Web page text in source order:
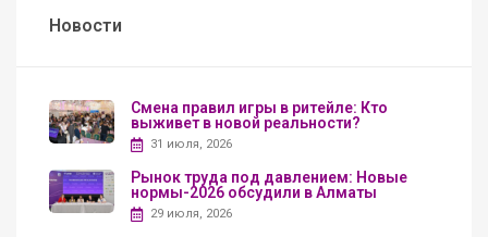
Новости
Смена правил игры в ритейле: Кто
выживет в новой реальности?
31 июля, 2026
Рынок труда под давлением: Новые
нормы-2026 обсудили в Алматы
29 июля, 2026